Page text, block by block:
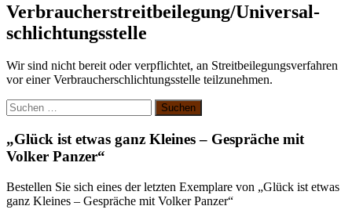
Verbraucher­streit­beilegung/Universal­
schlichtungs­stelle
Wir sind nicht bereit oder verpflichtet, an Streitbeilegungsverfahren
vor einer Verbraucherschlichtungsstelle teilzunehmen.
Suchen
nach:
„Glück ist etwas ganz Kleines – Gespräche mit
Volker Panzer“
Bestellen Sie sich eines der letzten Exemplare von „Glück ist etwas
ganz Kleines – Gespräche mit Volker Panzer“